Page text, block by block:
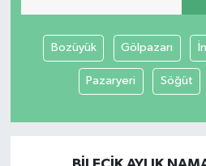
Bozüyük Gölpazarı
Pazaryeri Söğüt